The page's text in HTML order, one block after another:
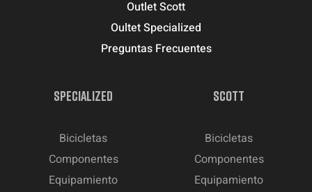
Outlet Scott
Oultet Specialized
Preguntas Frecuentes
SPECIALIZED
Bicicletas
Componentes
Equipamiento
SCOTT
Bicicletas
Componentes
Equipamiento